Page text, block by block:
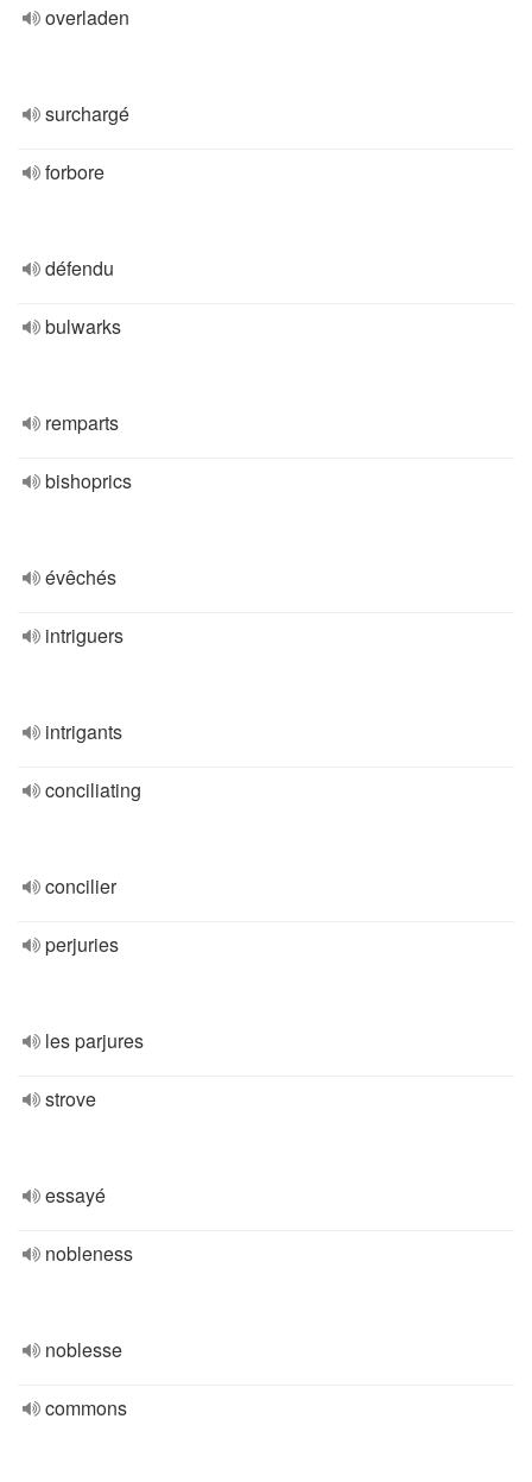
overladen
surchargé
forbore
défendu
bulwarks
remparts
bishoprics
évêchés
intriguers
intrigants
conciliating
concilier
perjuries
les parjures
strove
essayé
nobleness
noblesse
commons